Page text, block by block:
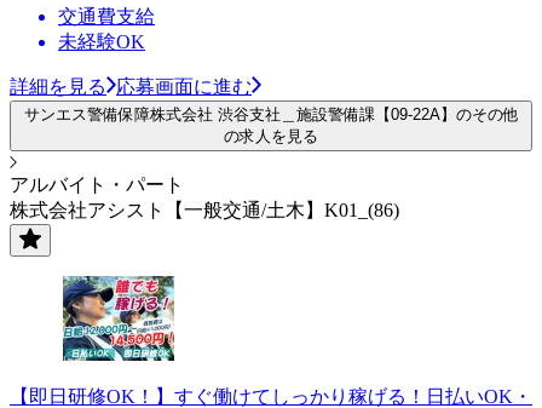
交通費支給
未経験OK
詳細を見る 応募画面に進む
サンエス警備保障株式会社 渋谷支社＿施設警備課【09-22A】のその他
の求人を見る
アルバイト・パート
株式会社アシスト【一般交通/土木】K01_(86)
【即日研修OK！】すぐ働けてしっかり稼げる！日払いOK・